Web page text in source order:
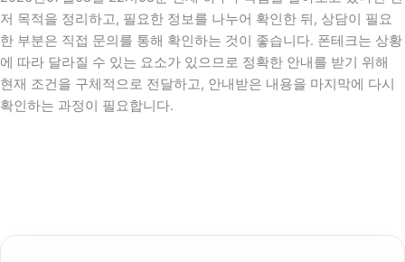
저 목적을 정리하고, 필요한 정보를 나누어 확인한 뒤, 상담이 필요
한 부분은 직접 문의를 통해 확인하는 것이 좋습니다. 폰테크는 상황
에 따라 달라질 수 있는 요소가 있으므로 정확한 안내를 받기 위해
현재 조건을 구체적으로 전달하고, 안내받은 내용을 마지막에 다시
확인하는 과정이 필요합니다.